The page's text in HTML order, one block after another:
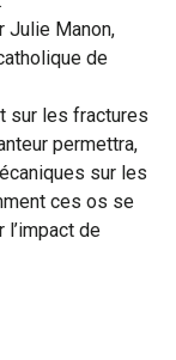
Julie Manon,
de
sur les fractures
permettra,
sur les
ces os se
l’impact de